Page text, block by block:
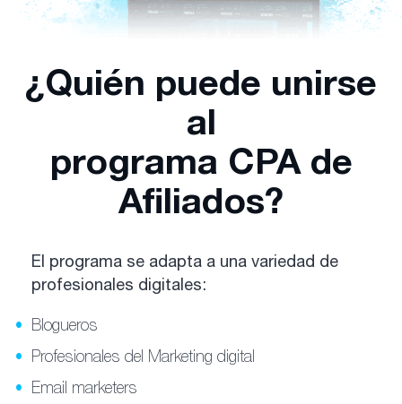
¿Quién puede unirse
al
programa CPA de
Afiliados?
El programa se adapta a una variedad de
profesionales digitales:
Blogueros
Profesionales del Marketing digital
Email marketers